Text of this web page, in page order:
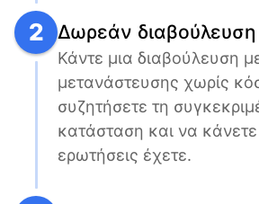
2 Δωρεάν διαβούλευση
Κάντε μια διαβούλευση
μετανάστευσης χωρίς
συζητήσετε τη
κατάσταση και να κάνετε
ερωτήσεις έχετε.